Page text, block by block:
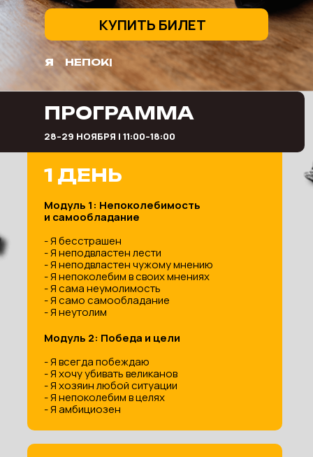
|
Я
КУПИТЬ БИЛЕТ
28–29 НОЯБРЯ l 11:00–18:00
1 ДЕНЬ
ПРОГРАММА
Модуль 1: Непоколебимость
и самообладание
- Я бесстрашен
- Я неподвластен лести
- Я неподвластен чужому мнению
- Я непоколебим в своих мнениях
- Я сама неумолимость
- Я само самообладание
- Я неутолим
Модуль 2: Победа и цели
- Я всегда побеждаю
- Я хочу убивать великанов
- Я хозяин любой ситуации
- Я непоколебим в целях
- Я амбициозен